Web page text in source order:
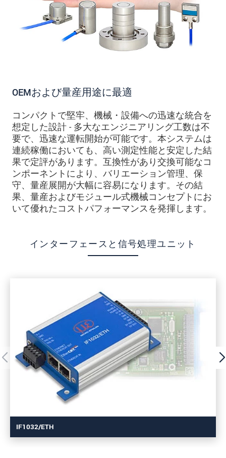
OEMおよび量産用途に最適
コンパクトで堅牢、機械・設備への迅速な統合を
想定した設計 - 多大なエンジニアリング工数は不
要で、迅速な運転開始が可能です。本システムは
連続稼働においても、高い測定性能と安定した結
果で定評があります。互換性があり交換可能なコ
ンポーネントにより、バリエーション管理、保
守、量産展開が大幅に容易になります。その結
果、量産およびモジュール式機械コンセプトにお
いて優れたコストパフォーマンスを発揮します。
インターフェースと信号処理ユニット
IF1032/ETH